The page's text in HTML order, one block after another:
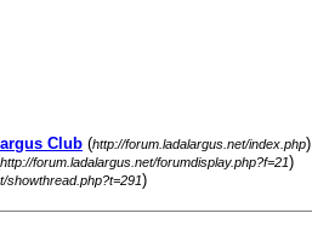
Club (http://forum.ladalargus.net/index.php)
http://forum.ladalargus.net/forumdisplay.php?f=21)
showthread.php?t=291)